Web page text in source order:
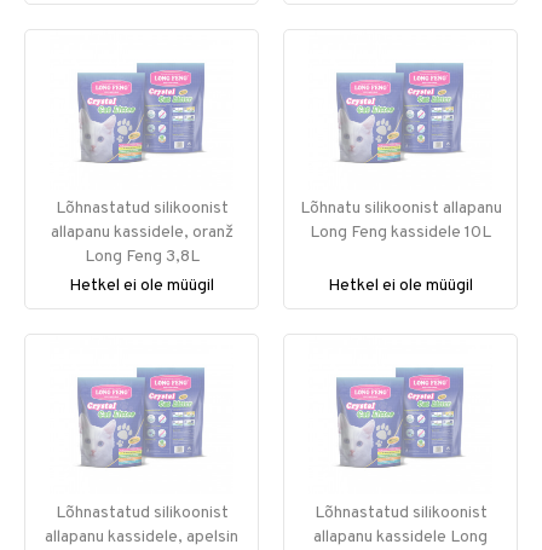
Lõhnastatud silikoonist
allapanu kassidele, oranž
Long Feng 3,8L
Hetkel ei ole müügil
Lõhnatu silikoonist allapanu
Long Feng kassidele 10L
Hetkel ei ole müügil
Lõhnastatud silikoonist
allapanu kassidele, apelsin
Lõhnastatud silikoonist
allapanu kassidele Long